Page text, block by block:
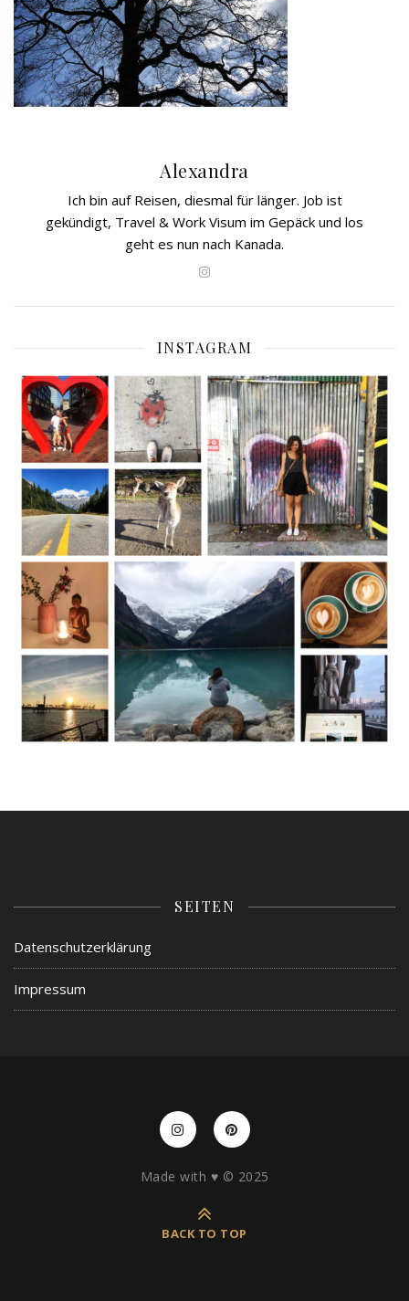
Alexandra
Ich bin auf Reisen, diesmal für länger. Job ist
gekündigt, Travel & Work Visum im Gepäck und los
geht es nun nach Kanada.
INSTAGRAM
SEITEN
Datenschutzerklärung
Impressum
Made with ♥️ © 2025
BACK TO TOP